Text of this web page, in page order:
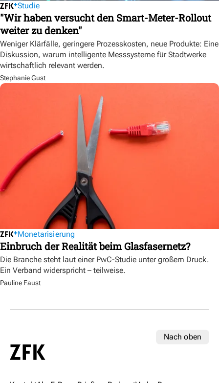
Studie
"Wir haben versucht den Smart-Meter-Rollout
weiter zu denken"
Weniger Klärfälle, geringere Prozesskosten, neue Produkte: Eine
Diskussion, warum intelligente Messsysteme für Stadtwerke
wirtschaftlich relevant werden.
Stephanie Gust
Monetarisierung
Einbruch der Realität beim Glasfasernetz?
Die Branche steht laut einer PwC-Studie unter großem Druck.
Ein Verband widerspricht – teilweise.
Pauline Faust
Nach oben